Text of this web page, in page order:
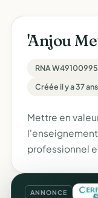
'Anjou
RNA
Créée il y a 37 ans
Mettre en
professionnel
ANNONCE